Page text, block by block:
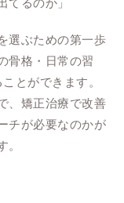
選ぶための第一歩
骨格・日常の習
とができます。
、矯正治療で改善
チが必要なのかが
。